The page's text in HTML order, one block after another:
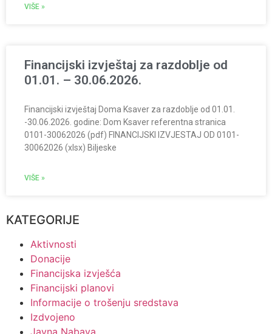
VIŠE »
Financijski izvještaj za razdoblje od
01.01. – 30.06.2026.
Financijski izvještaj Doma Ksaver za razdoblje od 01.01.
-30.06.2026. godine: Dom Ksaver referentna stranica
0101-30062026 (pdf) FINANCIJSKI IZVJESTAJ OD 0101-
30062026 (xlsx) Biljeske
VIŠE »
KATEGORIJE
Aktivnosti
Donacije
Financijska izvješća
Financijski planovi
Informacije o trošenju sredstava
Izdvojeno